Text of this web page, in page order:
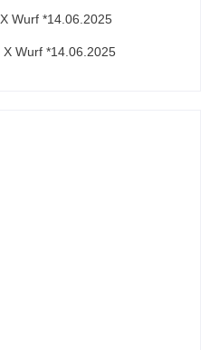
X Wurf *14.06.2025
X Wurf *14.06.2025